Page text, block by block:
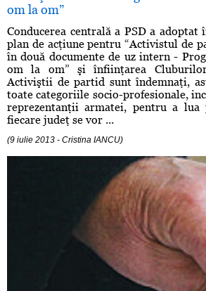
om la om”
Conducerea centrală a PSD a
plan de acţiune pentru “Activistul de
în două documente de uz intern -
om la om” şi înfiinţarea Cluburilor
Activiştii de partid sunt îndemnaţi,
toate categoriile socio-profesionale,
reprezentanţii armatei, pentru a
fiecare judeţ se vor ...
(9 iulie 2013 - Cristina IANCU)